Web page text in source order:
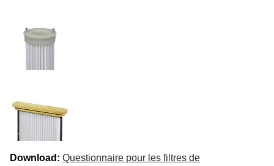
Download: Questionnaire pour les filtres de